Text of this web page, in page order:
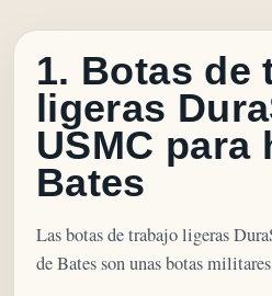
1. Botas de
ligeras
USMC para
Bates
Las botas de trabajo ligeras
de Bates son unas botas